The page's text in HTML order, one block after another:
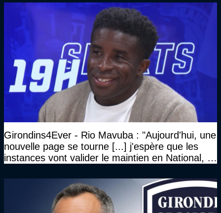
Girondins4Ever - Rio Mavuba : "Aujourd'hui, une
nouvelle page se tourne [...] j'espère que les
instances vont valider le maintien en National, et
haut niveau"